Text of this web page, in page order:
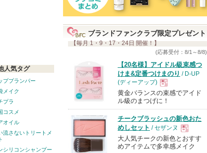
人気タグ
ププランパー
メイク
プラ
コスメ
オイル
流さないトリートメ
シリコンシャンプー
ブランドファンクラブ限定プレゼント
【毎月 1・9・17・24日 開催！】
(応募受付：8/1～8/8)
【20名様】アイドル級束感つ
けま&定番つけまのり / D-UP
(ディーアップ)
現
品
黄金バランスの束感でアイド
ル級のまつげに！
チークブラッシュの新色おた
めしセット / セザンヌ
現
大人気チークの新色とおすす
めアイテムで多幸感メイク